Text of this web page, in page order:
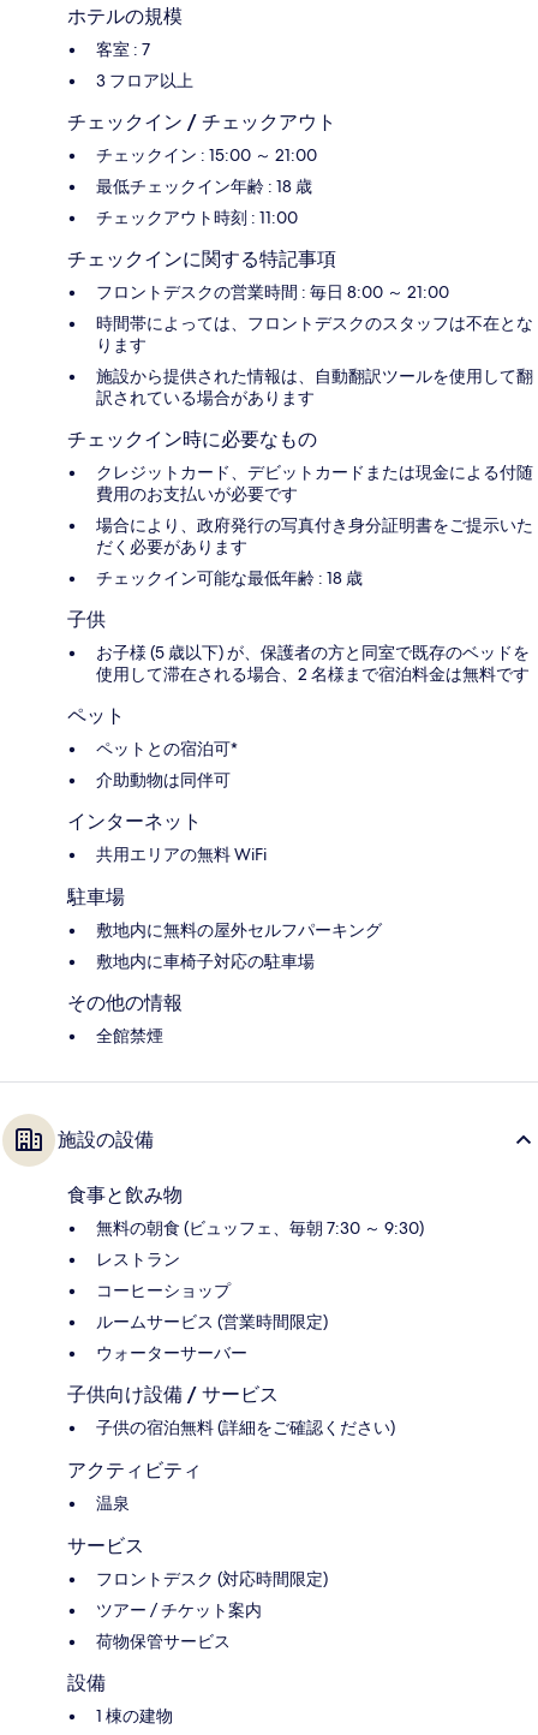
ホテルの規模
客室 : 7
3 フロア以上
チェックイン / チェックアウト
チェックイン : 15:00 ～ 21:00
最低チェックイン年齢 : 18 歳
チェックアウト時刻 : 11:00
チェックインに関する特記事項
フロントデスクの営業時間 : 毎日 8:00 ～ 21:00
時間帯によっては、フロントデスクのスタッフは不在とな
ります
施設から提供された情報は、自動翻訳ツールを使用して翻
訳されている場合があります
チェックイン時に必要なもの
クレジットカード、デビットカードまたは現金による付随
費用のお支払いが必要です
場合により、政府発行の写真付き身分証明書をご提示いた
だく必要があります
チェックイン可能な最低年齢 : 18 歳
子供
お子様 (5 歳以下) が、保護者の方と同室で既存のベッドを
使用して滞在される場合、2 名様まで宿泊料金は無料です
ペット
ペットとの宿泊可*
介助動物は同伴可
インターネット
共用エリアの無料 WiFi
駐車場
敷地内に無料の屋外セルフパーキング
敷地内に車椅子対応の駐車場
その他の情報
全館禁煙
施設の設備
食事と飲み物
無料の朝食 (ビュッフェ、毎朝 7:30 ～ 9:30)
レストラン
コーヒーショップ
ルームサービス (営業時間限定)
ウォーターサーバー
子供向け設備 / サービス
子供の宿泊無料 (詳細をご確認ください)
アクティビティ
温泉
サービス
フロントデスク (対応時間限定)
ツアー / チケット案内
荷物保管サービス
設備
1 棟の建物